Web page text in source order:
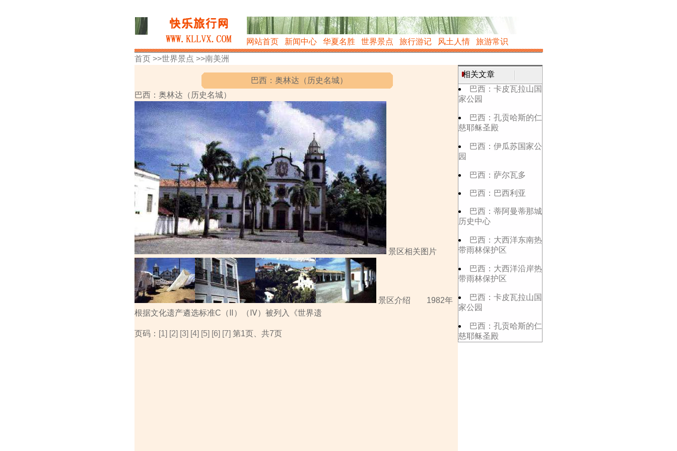
网站首页 新闻中心 华夏名胜 世界景点 旅行游记 风土人情
旅游常识
首页 >>世界景点 >>南美洲
相关文章
巴西：卡皮瓦拉山国
家公园
巴西：孔贡哈斯的仁
慈耶稣圣殿
巴西：伊瓜苏国家公
园
巴西：萨尔瓦多
巴西：巴西利亚
巴西：蒂阿曼蒂那城
历史中心
巴西：大西洋东南热
带雨林保护区
巴西：大西洋沿岸热
带雨林保护区
巴西：卡皮瓦拉山国
家公园
巴西：孔贡哈斯的仁
慈耶稣圣殿
巴西：奥林达（历史名城）
巴西：奥林达（历史名城）
景区相关图片
景区介绍 1982年
根据文化遗产遴选标准C（Ⅱ）（Ⅳ）被列入《世界遗
页码： [1] [2] [3] [4] [5] [6] [7] 第1页、共7页